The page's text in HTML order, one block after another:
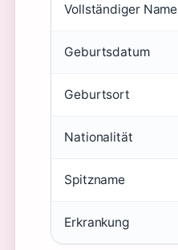
Vollständiger Name
Geburtsdatum
Geburtsort
Nationalität
Spitzname
Erkrankung